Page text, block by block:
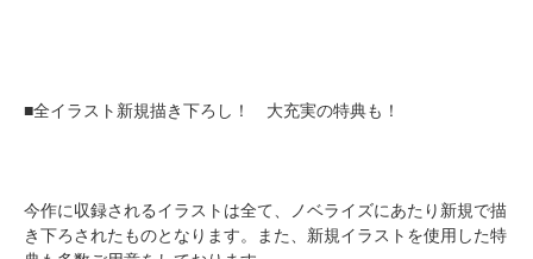
■全イラスト新規描き下ろし！ 大充実の特典も！
今作に収録されるイラストは全て、ノベライズにあたり新規で描
き下ろされたものとなります。また、新規イラストを使用した特